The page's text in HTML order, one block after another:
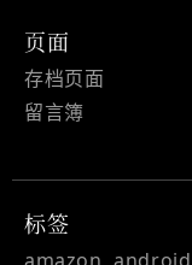
页面
存档页面
留言簿
标签